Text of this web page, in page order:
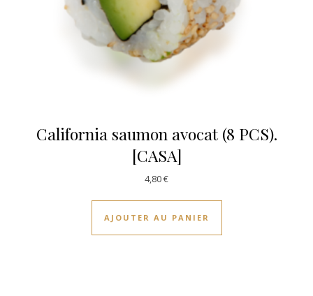
California saumon avocat (8 PCS).
[CASA]
4,80€
AJOUTER AU PANIER